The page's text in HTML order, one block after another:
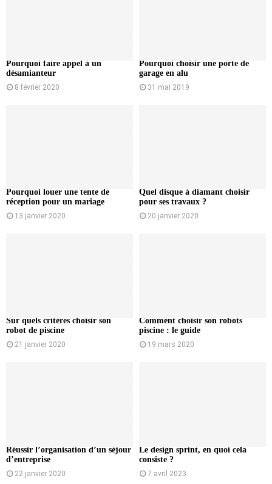
Pourquoi faire appel à un
désamianteur
8 février 2020
Pourquoi choisir une porte de
garage en alu
31 mai 2019
Pourquoi louer une tente de
réception pour un mariage
13 janvier 2020
Quel disque à diamant choisir
pour ses travaux ?
20 janvier 2020
Sur quels critères choisir son
robot de piscine
21 janvier 2020
Comment choisir son robots
piscine : le guide
19 mars 2020
Réussir l’organisation d’un séjour
d’entreprise
22 janvier 2020
Le design sprint, en quoi cela
consiste ?
7 avril 2023